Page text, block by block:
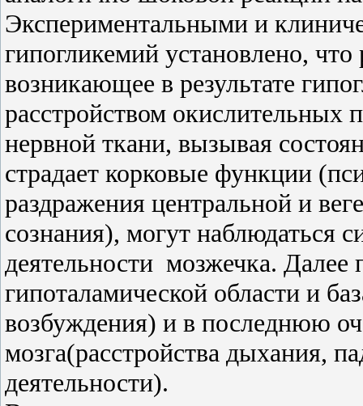
Экспериментальными и
гипогликемий установлено,
возникающее в результате
расстройством окислительных
нервной ткани, вызывая
страдает корковые функции
раздражения центральной и
сознания), могут наблюдаться
деятельности мозжечка. Далее
гипоталамической области и
возбуждения) и в последнюю
мозга(расстройства дыхания,
деятельности).